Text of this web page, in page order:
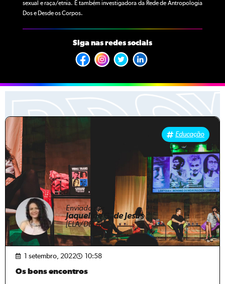
sexual e raça/etnia. É também investigadora da Rede de Antropologia
Dos e Desde os Corpos.
Siga nas redes sociais
Educação
Enviado por
Jaqueline G. de Jesus
[ELA/DELA]
1 setembro, 2022 10:58
Os bons encontros